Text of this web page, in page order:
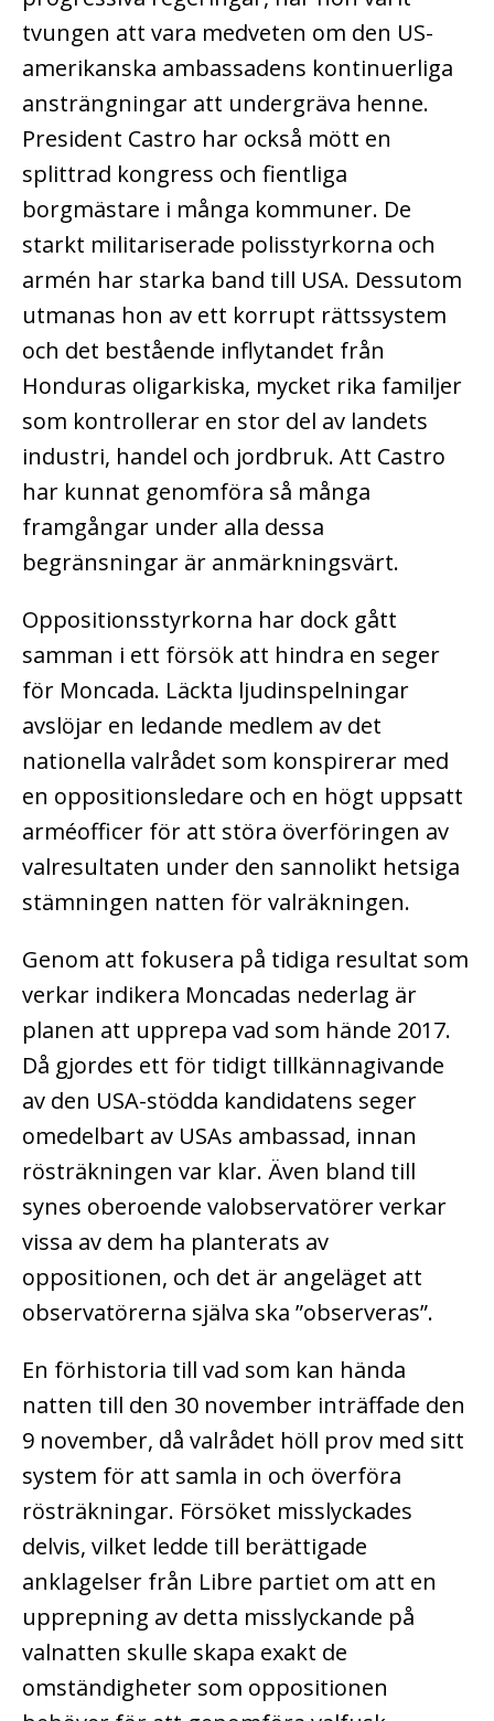
tvungen att vara medveten om den US-
amerikanska ambassadens kontinuerliga
ansträngningar att undergräva henne.
President Castro har också mött en
splittrad kongress och fientliga
borgmästare i många kommuner. De
starkt militariserade polisstyrkorna och
armén har starka band till USA. Dessutom
utmanas hon av ett korrupt rättssystem
och det bestående inflytandet från
Honduras oligarkiska, mycket rika familjer
som kontrollerar en stor del av landets
industri, handel och jordbruk. Att Castro
har kunnat genomföra så många
framgångar under alla dessa
begränsningar är anmärkningsvärt.
Oppositionsstyrkorna har dock gått
samman i ett försök att hindra en seger
för Moncada. Läckta ljudinspelningar
avslöjar en ledande medlem av det
nationella valrådet som konspirerar med
en oppositionsledare och en högt uppsatt
arméofficer för att störa överföringen av
valresultaten under den sannolikt hetsiga
stämningen natten för valräkningen.
Genom att fokusera på tidiga resultat som
verkar indikera Moncadas nederlag är
planen att upprepa vad som hände 2017.
Då gjordes ett för tidigt tillkännagivande
av den USA-stödda kandidatens seger
omedelbart av USAs ambassad, innan
rösträkningen var klar. Även bland till
synes oberoende valobservatörer verkar
vissa av dem ha planterats av
oppositionen, och det är angeläget att
observatörerna själva ska ”observeras”.
En förhistoria till vad som kan hända
natten till den 30 november inträffade den
9 november, då valrådet höll prov med sitt
system för att samla in och överföra
rösträkningar. Försöket misslyckades
delvis, vilket ledde till berättigade
anklagelser från Libre partiet om att en
upprepning av detta misslyckande på
valnatten skulle skapa exakt de
omständigheter som oppositionen